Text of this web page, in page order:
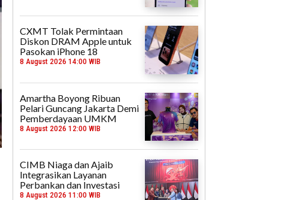
CXMT Tolak Permintaan
Diskon DRAM Apple untuk
Pasokan iPhone 18
8 August 2026 14:00 WIB
Amartha Boyong Ribuan
Pelari Guncang Jakarta Demi
Pemberdayaan UMKM
8 August 2026 12:00 WIB
CIMB Niaga dan Ajaib
Integrasikan Layanan
Perbankan dan Investasi
8 August 2026 11:00 WIB